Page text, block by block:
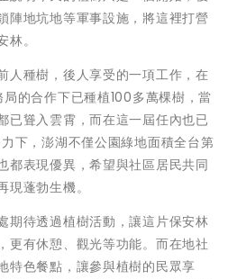
陣地坑地等軍事設施，將這裡打營
。
人種樹，後人享受的一項工作，在
的合作下已種植100多萬棵樹，當
已聳入雲霄，而在這一屆任內也已
下，澎湖不僅公園綠地面積全台第
都表現優異，希望與社區居民共同
蓬勃生機。
期待透過植樹活動，讓這片保安林
更有休憩、觀光等功能。而在地社
特色餐點，讓參與植樹的民眾享